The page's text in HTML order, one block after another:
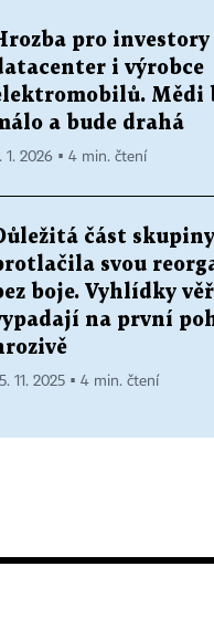
pro investory
i výrobce
Mědi
a bude drahá
1. 2026 ▪ 4 min. čtení
část
svou
boje. Vyhlídky
na první
11. 2025 ▪ 4 min. čtení